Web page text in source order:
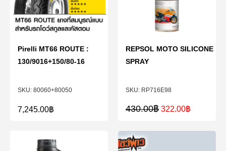
80060+80050
Pirelli MT66 ROUTE :
130/9016+150/80-16
7,245.00฿
RP716E98
REPSOL MOTO SILICONE
SPRAY
430.00฿ 322.00฿